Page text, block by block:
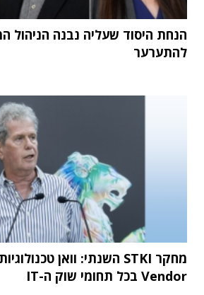
הנחת היסוד שעליה נבנה הניהול
להתערער
Vendor בכל תחומי שוק ה-IT